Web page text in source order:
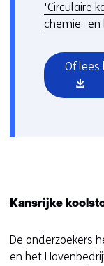
'Circulaire
chemie-
Of
Kansrijke
De onderzoekers
en het